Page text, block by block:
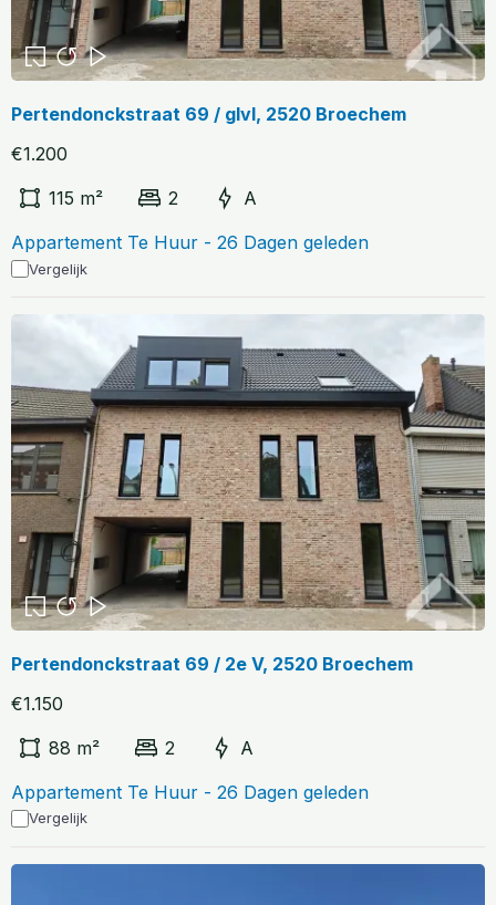
Pertendonckstraat 69 / glvl, 2520 Broechem
€1.200
115 m²
2
A
Appartement Te Huur - 26 Dagen geleden
Vergelijk
Pertendonckstraat 69 / 2e V, 2520 Broechem
€1.150
88 m²
2
A
Appartement Te Huur - 26 Dagen geleden
Vergelijk